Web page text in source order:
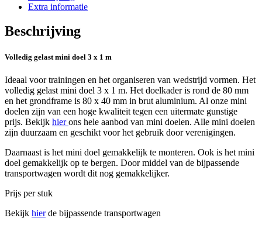
Extra informatie
Beschrijving
Volledig gelast mini doel 3 x 1 m
Ideaal voor trainingen en het organiseren van wedstrijd vormen. Het
volledig gelast mini doel 3 x 1 m. Het doelkader is rond de 80 mm
en het grondframe is 80 x 40 mm in brut aluminium. Al onze mini
doelen zijn van een hoge kwaliteit tegen een uitermate gunstige
prijs. Bekijk hierons hele aanbod van mini doelen. Alle mini doelen
zijn duurzaam en geschikt voor het gebruik door verenigingen.
Daarnaast is het mini doel gemakkelijk te monteren. Ook is het mini
doel gemakkelijk op te bergen. Door middel van de bijpassende
transportwagen wordt dit nog gemakkelijker.
Prijs per stuk
Bekijk hierde bijpassende transportwagen